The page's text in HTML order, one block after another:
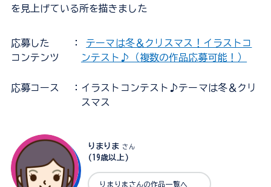
を見上げている所を描きました
応募した
コンテンツ
： テーマは冬＆クリスマス！イラストコ
ンテスト♪（複数の作品応募可能！）
応募コース
：イラストコンテスト♪テーマは冬＆クリ
スマス
りまりま さん
(19歳以上)
りまりまさんの作品一覧へ